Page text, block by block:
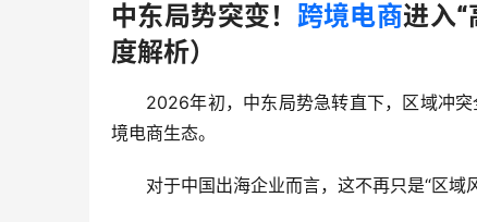
中东局势突变！ 跨境电商进入
度解析）
2026年初，中东局势急转直下，区域冲
境电商生态。
对于中国出海企业而言，这不再只是“区域